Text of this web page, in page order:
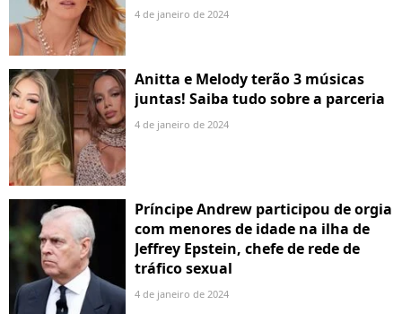
4 de janeiro de 2024
Anitta e Melody terão 3 músicas
juntas! Saiba tudo sobre a parceria
4 de janeiro de 2024
Príncipe Andrew participou de orgia
com menores de idade na ilha de
Jeffrey Epstein, chefe de rede de
tráfico sexual
4 de janeiro de 2024